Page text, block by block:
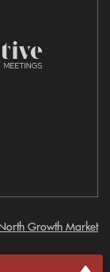
Growth Market